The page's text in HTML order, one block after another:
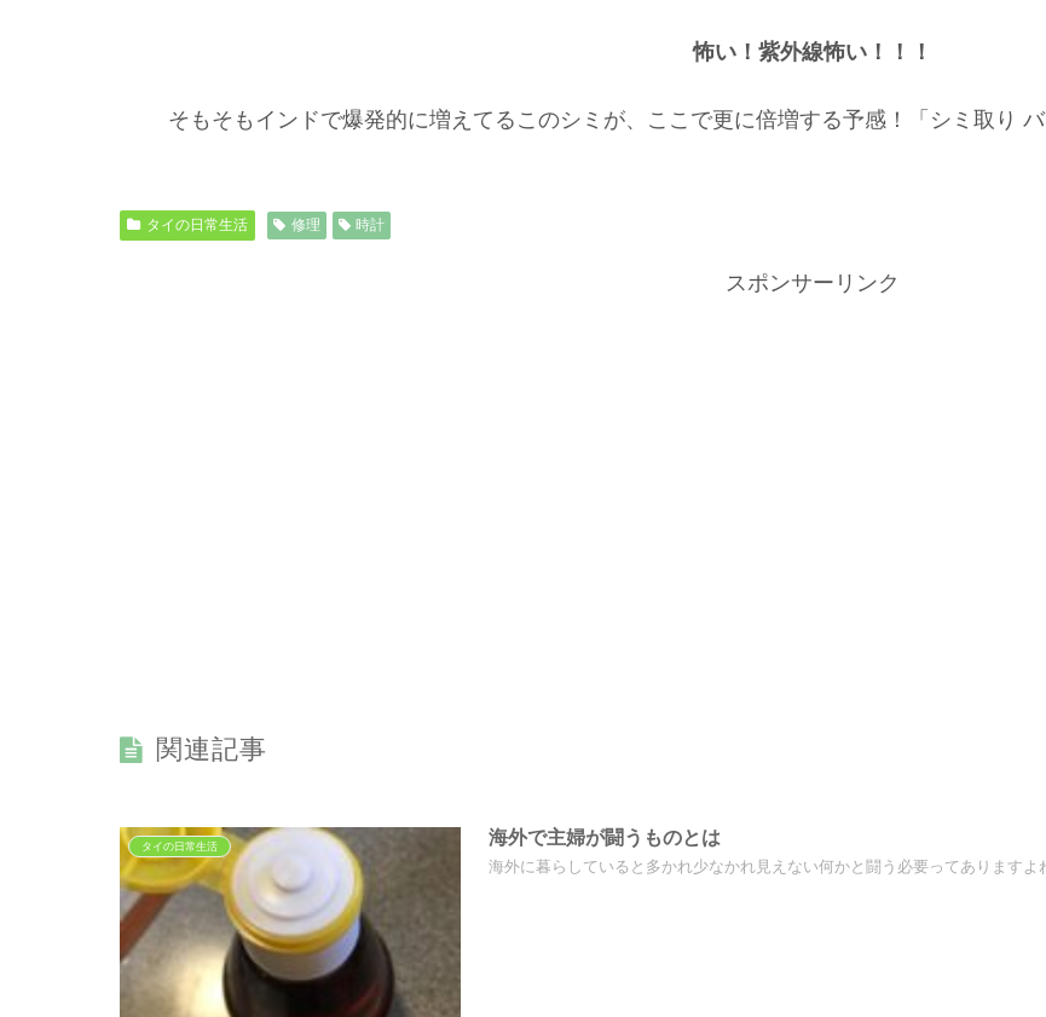
怖い！紫外線怖い！！！
そもそもインドで爆発的に増えてるこのシミが、ここで更に倍増する予感！「シミ取り
タイの日常生活 修理 時計
スポンサーリンク
関連記事
タイの日常生活 海外で主婦が闘うものとは
海外に暮らしていると多かれ少なかれ見えない何かと闘う必要ってありますよ